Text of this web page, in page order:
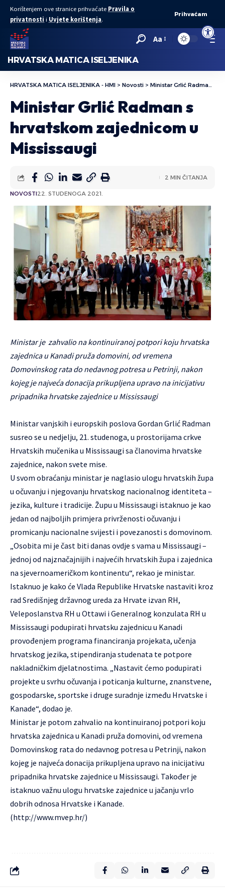
Open
Korištenjem ove stranice prihvaćate Pravila o
privatnosti i Uvjete korištenja.
Prihvaćam
Aa
HRVATSKA MATICA ISELJENIKA
HRVATSKA MATICA ISELJENIKA - HMI > Novosti > Ministar Grlić Radman s hrvatskom zajednicom u Mississaugi
Ministar Grlić Radman s
hrvatskom zajednicom u
Mississaugi
NOVOSTI22. STUDENOGA 2021.
2 MIN ČITANJA
Ministar je zahvalio na kontinuiranoj potpori koju hrvatska
zajednica u Kanadi pruža domovini, od vremena
Domovinskog rata do nedavnog potresa u Petrinji, nakon
kojeg je najveća donacija prikupljena upravo na inicijativu
pripadnika hrvatske zajednice u Mississaugi
Ministar vanjskih i europskih poslova Gordan Grlić Radman
susreo se u nedjelju, 21. studenoga, u prostorijama crkve
Hrvatskih mučenika u Mississaugi sa članovima hrvatske
zajednice, nakon svete mise.
U svom obraćanju ministar je naglasio ulogu hrvatskih župa
u očuvanju i njegovanju hrvatskog nacionalnog identiteta –
jezika, kulture i tradicije. Župu u Mississaugi istaknuo je kao
jedan od najboljih primjera privrženosti očuvanju i
promicanju nacionalne svijesti i povezanosti s domovinom.
„Osobita mi je čast biti danas ovdje s vama u Mississaugi –
jednoj od najznačajnijih i najvećih hrvatskih župa i zajednica
na sjevernoameričkom kontinentu“, rekao je ministar.
Istaknuo je kako će Vlada Republike Hrvatske nastaviti kroz
rad Središnjeg državnog ureda za Hrvate izvan RH,
Veleposlanstva RH u Ottawi i Generalnog konzulata RH u
Mississaugi podupirati hrvatsku zajednicu u Kanadi
provođenjem programa financiranja projekata, učenja
hrvatskog jezika, stipendiranja studenata te potpore
nakladničkim djelatnostima. „Nastavit ćemo podupirati
projekte u svrhu očuvanja i poticanja kulturne, znanstvene,
gospodarske, sportske i druge suradnje između Hrvatske i
Kanade“, dodao je.
Ministar je potom zahvalio na kontinuiranoj potpori koju
hrvatska zajednica u Kanadi pruža domovini, od vremena
Domovinskog rata do nedavnog potresa u Petrinji, nakon
kojeg je najveća donacija prikupljena upravo na inicijativu
pripadnika hrvatske zajednice u Mississaugi. Također je
istaknuo važnu ulogu hrvatske zajednice u jačanju vrlo
dobrih odnosa Hrvatske i Kanade.
(http://www.mvep.hr/)